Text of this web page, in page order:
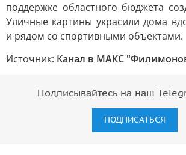
поддержке областного бюджета
Уличные картины украсили дома
и рядом со спортивными объектами.
Источник: Канал в МАКС
Подписывайтесь на наш
ПОДПИСАТЬСЯ